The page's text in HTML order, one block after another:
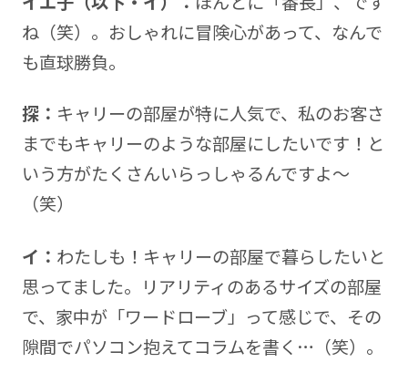
ね（笑）。おしゃれに冒険心があって、なんで
も直球勝負。
探： キャリーの部屋が特に人気で、私のお客さ
までもキャリーのような部屋にしたいです！と
いう方がたくさんいらっしゃるんですよ～
（笑）
イ： わたしも！キャリーの部屋で暮らしたいと
思ってました。リアリティのあるサイズの部屋
で、家中が「ワードローブ」って感じで、その
隙間でパソコン抱えてコラムを書く…（笑）。